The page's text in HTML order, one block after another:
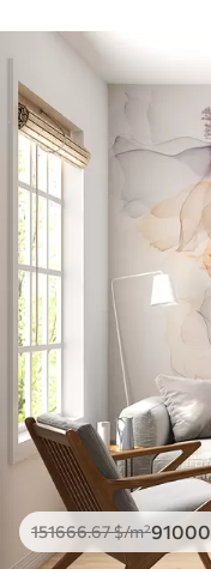
151666.67$/m²91000